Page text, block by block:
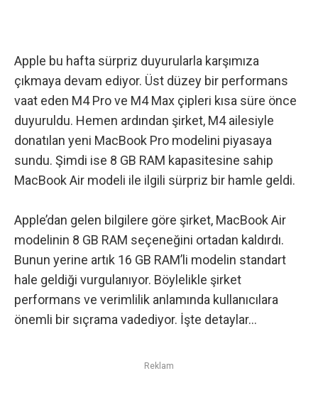
Apple bu hafta sürpriz duyurularla karşımıza
çıkmaya devam ediyor. Üst düzey bir performans
vaat eden M4 Pro ve M4 Max çipleri kısa süre önce
duyuruldu. Hemen ardından şirket, M4 ailesiyle
donatılan yeni MacBook Pro modelini piyasaya
sundu. Şimdi ise 8 GB RAM kapasitesine sahip
MacBook Air modeli ile ilgili sürpriz bir hamle geldi.
Apple’dan gelen bilgilere göre şirket, MacBook Air
modelinin 8 GB RAM seçeneğini ortadan kaldırdı.
Bunun yerine artık 16 GB RAM’li modelin standart
hale geldiği vurgulanıyor. Böylelikle şirket
performans ve verimlilik anlamında kullanıcılara
önemli bir sıçrama vadediyor. İşte detaylar…
Reklam